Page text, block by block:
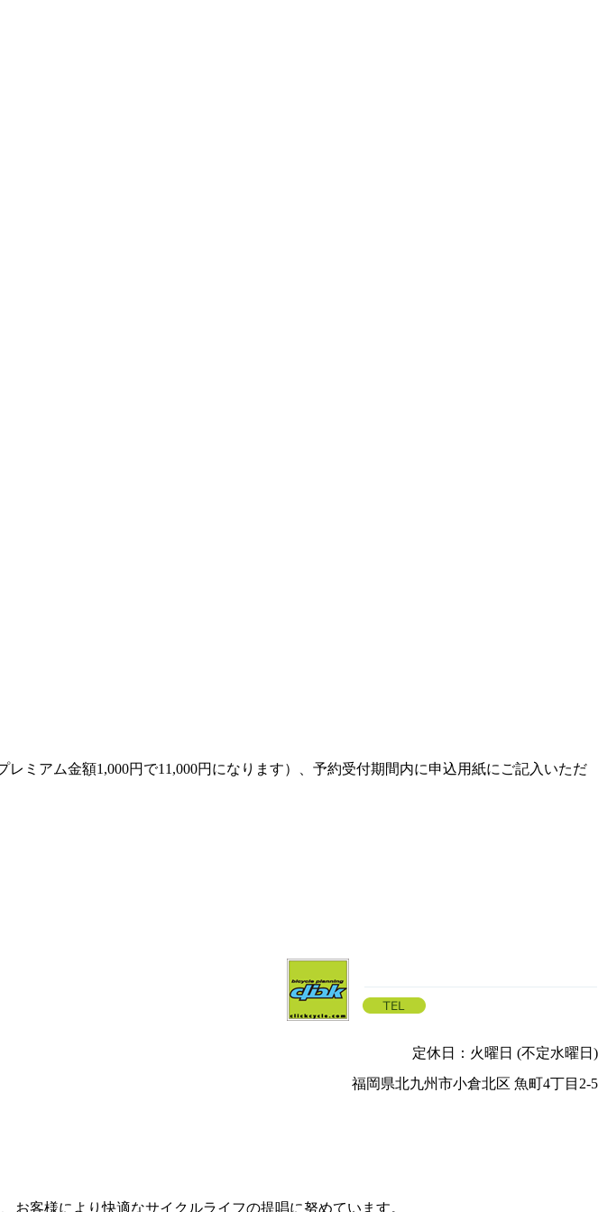
レミアム金額1,000円で11,000円になります）、予約受付期間内に申込用紙にご記入いただ
定休日：火曜日 (不定水曜日)
福岡県北九州市小倉北区 魚町4丁目2-5
客様により快適なサイクルライフの提唱に努めています。